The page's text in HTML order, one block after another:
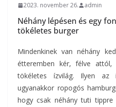
2023. november 26. admin
Néhány lépésen és egy
tökéletes burger
Mindenkinek van néhány
étteremben kér, félve
tökéletes ízvilág. Ilyen
ugyanakkor ropogós
hogy csak néhány tuti